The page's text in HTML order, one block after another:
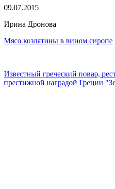
09.07.2015
Ирина Дронова
Мясо козлятины в вином сиропе
Известный греческий повар,
престижной наградой Греции